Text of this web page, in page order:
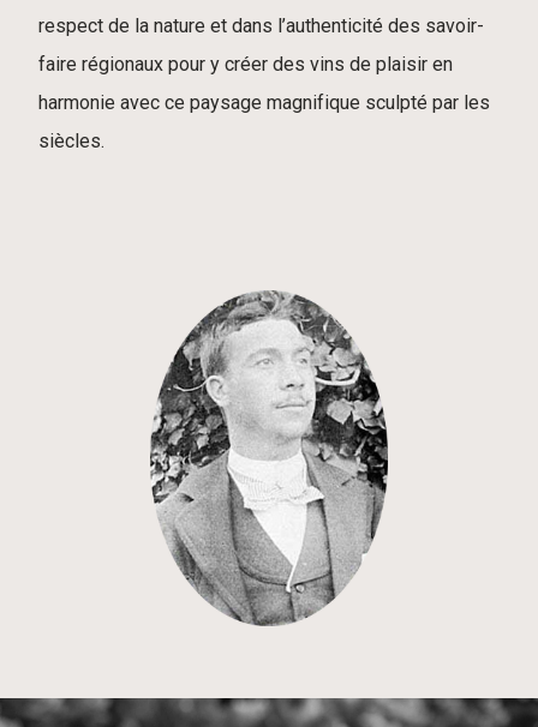
respect de la nature et dans l’authenticité des savoir-
faire régionaux pour y créer des vins de plaisir en
harmonie avec ce paysage magnifique sculpté par les
siècles.